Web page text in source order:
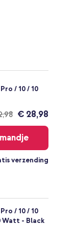
/ 10 / 10
verzending
€ 28,98
verzending
/ 10 / 10
Watt - Black